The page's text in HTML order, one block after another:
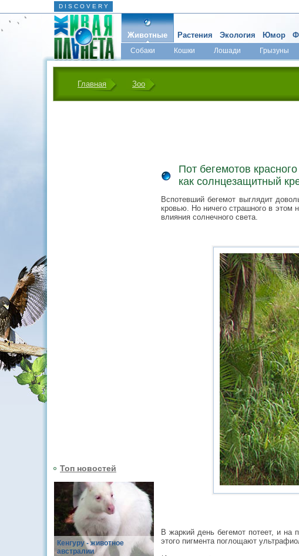
D I S C O V E R Y
Животные
Собаки Кошки Лошади Грызуны
Растения Экология Юмор
Главная Зоо
Топ новостей
Кенгуру - животное
австралии
Пот бегемотов
как солнцезащитный
Вспотевший бегемот выглядит
кровью. Но ничего страшного в этом
влияния солнечного света.
В жаркий день бегемот потеет, и на
этого пигмента поглощают